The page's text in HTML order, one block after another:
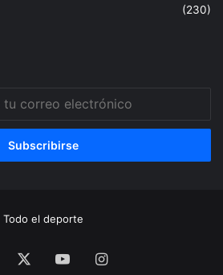
(230)
Todo el deporte
Facebook YouTubeInstagram